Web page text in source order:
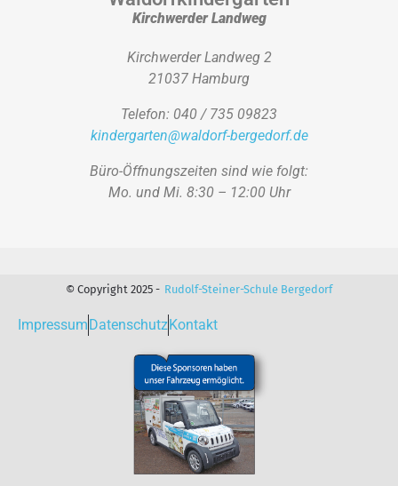
Kirchwerder Landweg
Kirchwerder Landweg 2
21037 Hamburg
Telefon: 040 / 735 09823
kindergarten@waldorf-bergedorf.de
Büro-Öffnungszeiten sind wie folgt:
Mo. und Mi. 8:30 – 12:00 Uhr
© Copyright 2025 - Rudolf-Steiner-Schule Bergedorf
Impressum DatenschutzKontakt